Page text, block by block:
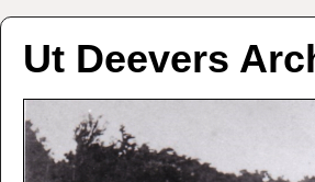
Ut Deevers